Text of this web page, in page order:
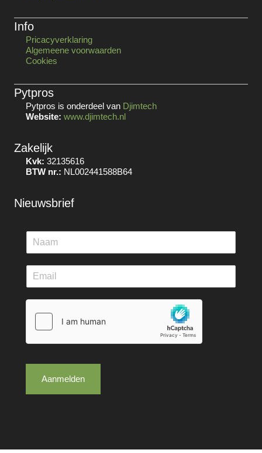
Info
Pricacyverklaring
Algemeene voorwaarden
Cookies
Pytpros
Pytpros is onderdeel van Djimtech
Website: www.djimtech.nl
Zakelijk
Kvk: 32135616
BTW nr.: NL002441588B64
Nieuwsbrief
Aanmelden